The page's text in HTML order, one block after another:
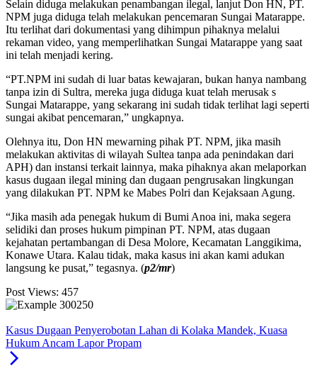
Selain diduga melakukan penambangan ilegal, lanjut Don HN, PT.
NPM juga diduga telah melakukan pencemaran Sungai Matarappe.
Itu terlihat dari dokumentasi yang dihimpun pihaknya melalui
rekaman video, yang memperlihatkan Sungai Matarappe yang saat
ini telah menjadi kering.
“PT.NPM ini sudah di luar batas kewajaran, bukan hanya nambang
tanpa izin di Sultra, mereka juga diduga kuat telah merusak s
Sungai Matarappe, yang sekarang ini sudah tidak terlihat lagi seperti
sungai akibat pencemaran,” ungkapnya.
Olehnya itu, Don HN mewarning pihak PT. NPM, jika masih
melakukan aktivitas di wilayah Sultea tanpa ada penindakan dari
APH) dan instansi terkait lainnya, maka pihaknya akan melaporkan
kasus dugaan ilegal mining dan dugaan pengrusakan lingkungan
yang dilakukan PT. NPM ke Mabes Polri dan Kejaksaan Agung.
“Jika masih ada penegak hukum di Bumi Anoa ini, maka segera
selidiki dan proses hukum pimpinan PT. NPM, atas dugaan
kejahatan pertambangan di Desa Molore, Kecamatan Langgikima,
Konawe Utara. Kalau tidak, maka kasus ini akan kami adukan
langsung ke pusat,” tegasnya. (p2/mr)
Post Views: 457
Kasus Dugaan Penyerobotan Lahan di Kolaka Mandek, Kuasa
Hukum Ancam Lapor Propam